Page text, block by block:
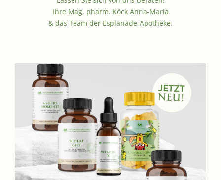
Ihre Mag. pharm. Köck Anna-Maria
& das Team der Esplanade-Apotheke.